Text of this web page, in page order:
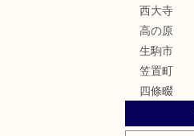
西大寺
高の原
生駒市
笠置町
四條畷